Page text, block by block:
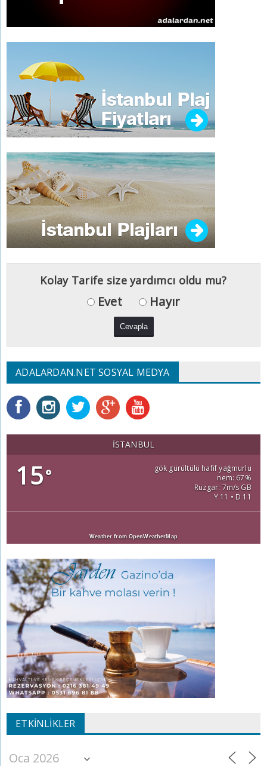
Kolay Tarife size yardımcı oldu mu?
Evet Hayır
ADALARDAN.NET SOSYAL MEDYA
İSTANBUL
15°
gök gürültülü hafif yağmurlu
nem: 67%
Rüzgar: 7m/s GB
Y 11 • D 11
Weather from OpenWeatherMap
ETKINLIKLER